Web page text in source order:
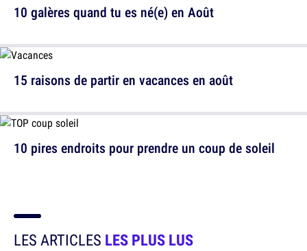
15 raisons de partir en vacances en août
10 galères quand tu es né(e) en Août
10 pires endroits pour prendre un coup de soleil
LES ARTICLES LES PLUS LUS